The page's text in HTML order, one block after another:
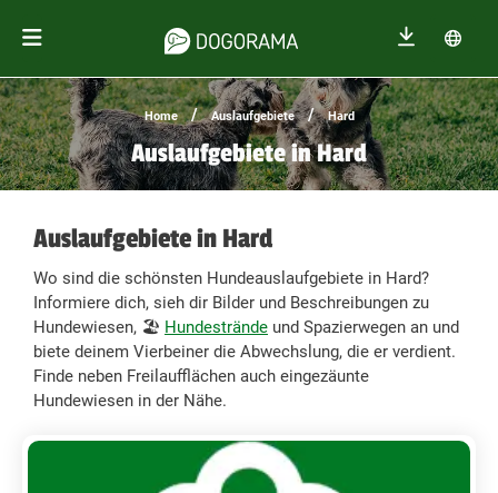
Home / Auslaufgebiete / Hard
Auslaufgebiete in Hard
Auslaufgebiete in Hard
Wo sind die schönsten Hundeauslaufgebiete in Hard?
Informiere dich, sieh dir Bilder und Beschreibungen zu
Hundewiesen, 🏖️ Hundestrände und Spazierwegen an und
biete deinem Vierbeiner die Abwechslung, die er verdient.
Finde neben Freilaufflächen auch eingezäunte
Hundewiesen in der Nähe.